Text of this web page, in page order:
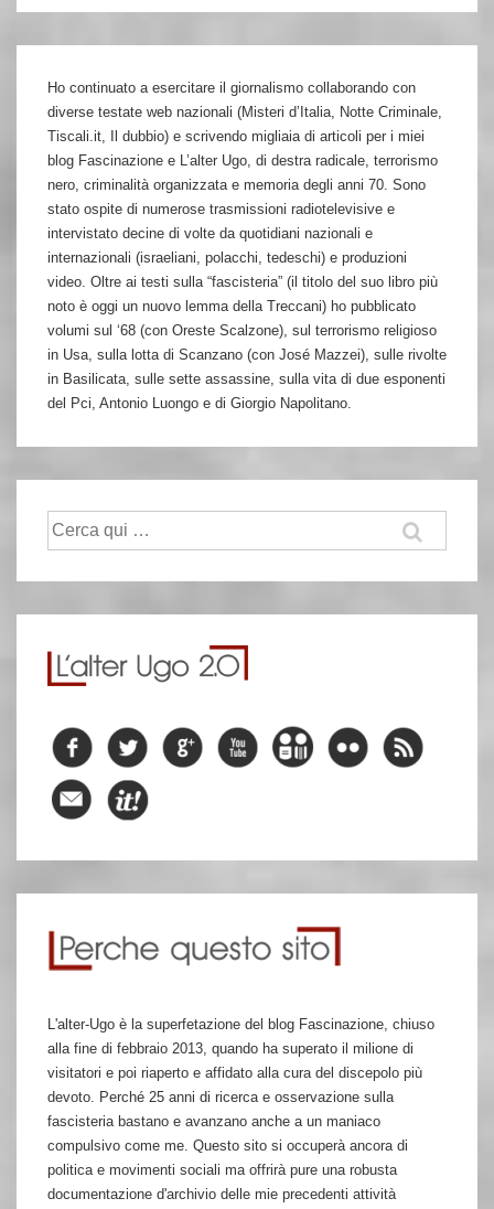
Ho continuato a esercitare il giornalismo collaborando con
diverse testate web nazionali (Misteri d’Italia, Notte Criminale,
Tiscali.it, Il dubbio) e scrivendo migliaia di articoli per i miei
blog Fascinazione e L’alter Ugo, di destra radicale, terrorismo
nero, criminalità organizzata e memoria degli anni 70. Sono
stato ospite di numerose trasmissioni radiotelevisive e
intervistato decine di volte da quotidiani nazionali e
internazionali (israeliani, polacchi, tedeschi) e produzioni
video. Oltre ai testi sulla “fascisteria” (il titolo del suo libro più
noto è oggi un nuovo lemma della Treccani) ho pubblicato
volumi sul ‘68 (con Oreste Scalzone), sul terrorismo religioso
in Usa, sulla lotta di Scanzano (con José Mazzei), sulle rivolte
in Basilicata, sulle sette assassine, sulla vita di due esponenti
del Pci, Antonio Luongo e di Giorgio Napolitano.
Cerca:
L'alter-Ugo è la superfetazione del blog Fascinazione, chiuso
alla fine di febbraio 2013, quando ha superato il milione di
visitatori e poi riaperto e affidato alla cura del discepolo più
devoto. Perché 25 anni di ricerca e osservazione sulla
fascisteria bastano e avanzano anche a un maniaco
compulsivo come me. Questo sito si occuperà ancora di
politica e movimenti sociali ma offrirà pure una robusta
documentazione d'archivio delle mie precedenti attività